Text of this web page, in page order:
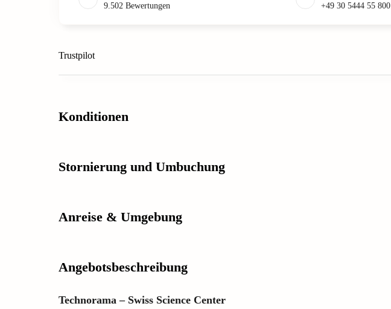
9.502 Bewertungen +49 30 5444 55 800
Trustpilot
Konditionen
Stornierung und Umbuchung
Anreise & Umgebung
Angebotsbeschreibung
Technorama – Swiss Science Center